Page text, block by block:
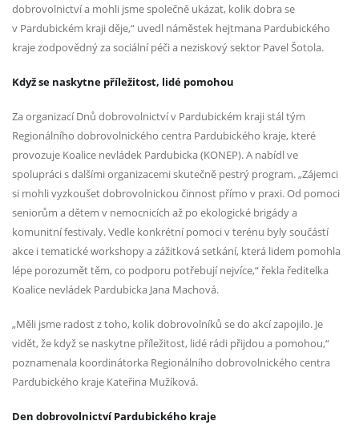
dobrovolnictví a mohli jsme společně ukázat, kolik dobra se
v Pardubickém kraji děje,“ uvedl náměstek hejtmana Pardubického
kraje zodpovědný za sociální péči a neziskový sektor Pavel Šotola.
Když se naskytne příležitost, lidé pomohou
Za organizací Dnů dobrovolnictví v Pardubickém kraji stál tým
Regionálního dobrovolnického centra Pardubického kraje, které
provozuje Koalice nevládek Pardubicka (KONEP). A nabídl ve
spolupráci s dalšími organizacemi skutečně pestrý program. „Zájemci
si mohli vyzkoušet dobrovolnickou činnost přímo v praxi. Od pomoci
seniorům a dětem v nemocnicích až po ekologické brigády a
komunitní festivaly. Vedle konkrétní pomoci v terénu byly součástí
akce i tematické workshopy a zážitková setkání, která lidem pomohla
lépe porozumět těm, co podporu potřebují nejvíce,“ řekla ředitelka
Koalice nevládek Pardubicka Jana Machová.
„Měli jsme radost z toho, kolik dobrovolníků se do akcí zapojilo. Je
vidět, že když se naskytne příležitost, lidé rádi přijdou a pomohou,“
poznamenala koordinátorka Regionálního dobrovolnického centra
Pardubického kraje Kateřina Mužíková.
Den dobrovolnictví Pardubického kraje